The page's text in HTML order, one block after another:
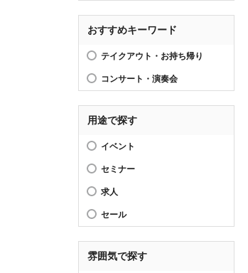
おすすめキーワード
テイクアウト・お持ち帰り
コンサート・演奏会
用途で探す
イベント
セミナー
求人
セール
雰囲気で探す